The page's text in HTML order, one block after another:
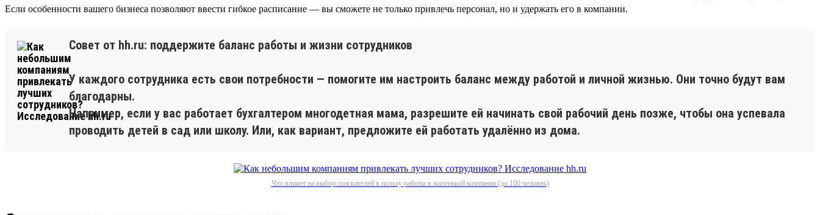
Если особенности вашего бизнеса позволяют ввести гибкое расписание — вы сможете не только привлечь персонал, но и удержать его в компании.
Совет от hh.ru: поддержите баланс работы и жизни сотрудников
У каждого сотрудника есть свои потребности — помогите им настроить баланс между работой и личной жизнью. Они точно будут вам
благодарны.
Например, если у вас работает бухгалтером многодетная мама, разрешите ей начинать свой рабочий день позже, чтобы она успевала
проводить детей в сад или школу. Или, как вариант, предложите ей работать удалённо из дома.
Что влияет на выбор соискателей в пользу работы в маленькой компании (до 100 человек)